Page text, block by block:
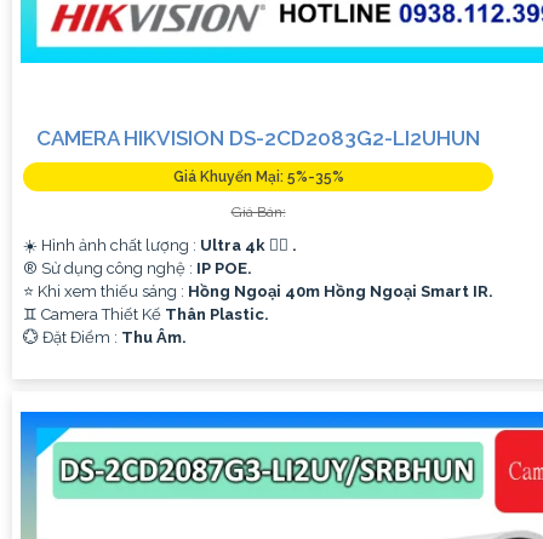
CAMERA HIKVISION DS-2CD2083G2-LI2UHUN
Giá Khuyến Mại: 5%-35%
Giá Bán:
☀️ Hình ảnh chất lượng : Ultra 4k 👍🏾 .
®️ Sử dụng công nghệ : IP POE.
⭐ Khi xem thiếu sáng : Hồng Ngoại 40m Hồng Ngoại Smart IR.
♊ Camera Thiết Kế Thân Plastic.
️💮 Đặt Điểm : Thu Âm.